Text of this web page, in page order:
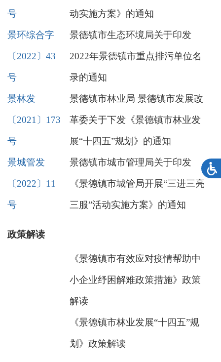
号 动实施方案》的通知
景环综合字
〔2022〕43
号
景德镇市生态环境局关于印发
2022年景德镇市重点排污单位名
录的通知
景林发
〔2021〕173
号
景德镇市林业局 景德镇市发展改
革委关于下发《景德镇市林业发
展“十四五”规划》的通知
景城管发
〔2022〕11
号
景德镇市城市管理局关于印发
《景德镇市城管局开展“三进三亮
三服”活动实施方案》的通知
政策解读
《景德镇市有效应对疫情帮助中
小企业纾困解难政策措施》政策
解读
《景德镇市林业发展“十四五”规
划》政策解读